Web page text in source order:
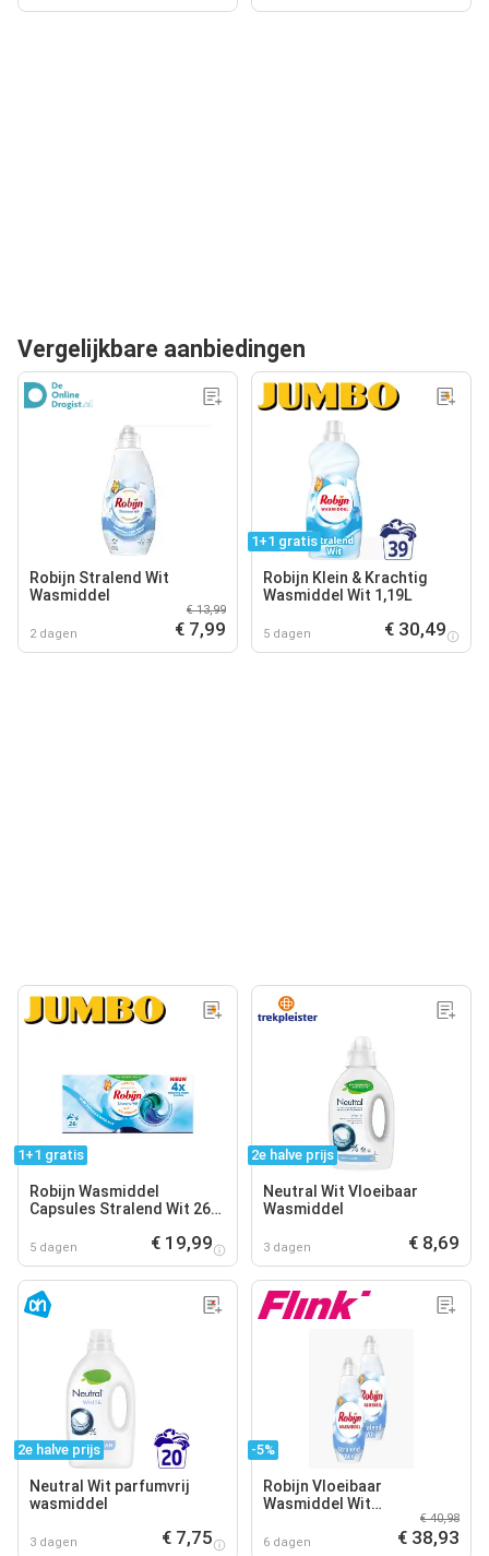
Vergelijkbare aanbiedingen
Robijn Stralend Wit
Wasmiddel
2 dagen
€ 13,99
€ 7,99
1+1 gratis
Robijn Klein & Krachtig
Wasmiddel Wit 1,19L
5 dagen € 30,49
1+1 gratis
Robijn Wasmiddel
Capsules Stralend Wit 26
5 dagen € 19,99
2e halve prijs
Neutral Wit Vloeibaar
Wasmiddel
3 dagen € 8,69
2e halve prijs
Neutral Wit parfumvrij
wasmiddel
3 dagen € 7,75
-5%
Robijn Vloeibaar
Wasmiddel Wit
Klein&Krachtig 19 Wassen
2x
6 dagen
€ 40,98
€ 38,93